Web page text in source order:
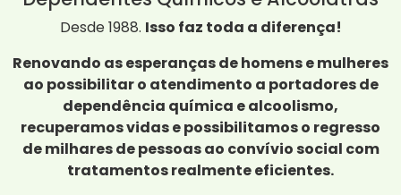
Desde 1988. Isso faz toda a diferença!
Renovando as esperanças de homens e mulheres
ao possibilitar o atendimento a portadores de
dependência química e alcoolismo,
recuperamos vidas e possibilitamos o regresso
de milhares de pessoas ao convívio social com
tratamentos realmente eficientes.